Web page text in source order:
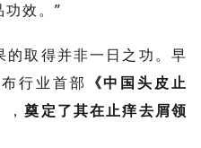
效。”
的取得并非一日之功。早
行业首部 《中国头皮止
，奠定了其在止痒去屑领